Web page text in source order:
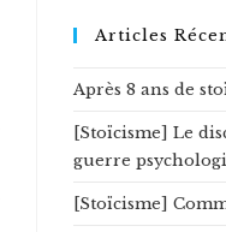
siteArticles
Après 8 ans de
[Stoïcisme] Le
guerre
[Stoïcisme]